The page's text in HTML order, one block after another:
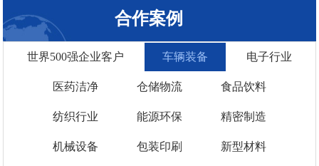
合作案例
世界500强企业客户 车辆装备 电子行业
医药洁净 仓储物流 食品饮料
纺织行业 能源环保 精密制造
机械设备 包装印刷 新型材料